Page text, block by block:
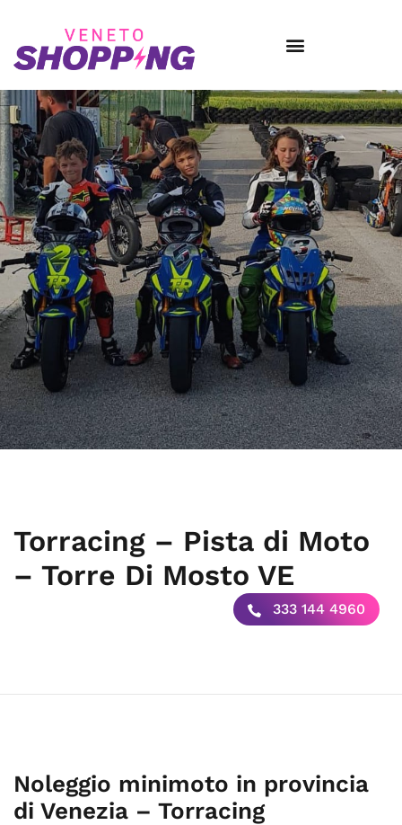
Torracing – Pista di Moto
– Torre Di Mosto VE
333 144 4960
Noleggio minimoto in provincia
di Venezia – Torracing